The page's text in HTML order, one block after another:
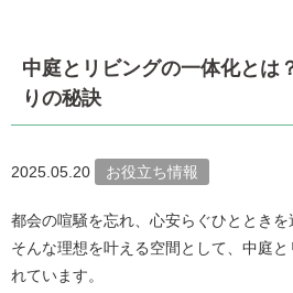
中庭とリビングの一体化とは
りの秘訣
2025.05.20 お役立ち情報
都会の喧騒を忘れ、心安らぐひとときを
そんな理想を叶える空間として、中庭
れています。